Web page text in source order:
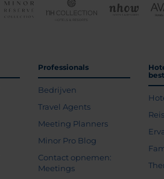
Professionals
Bedrijven
Travel Agents
Meeting Planners
Minor Pro Blog
Contact opnemen:
Meetings